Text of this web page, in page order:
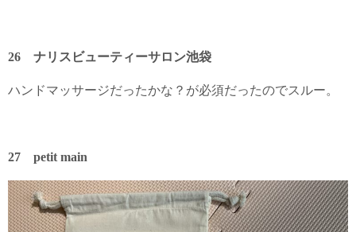
26 ナリスビューティーサロン池袋
ハンドマッサージだったかな？が必須だったのでスルー。
27 petit main